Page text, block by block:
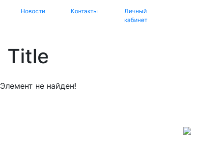
Новости Контакты
Личный
кабинет
Title
Элемент не найден!